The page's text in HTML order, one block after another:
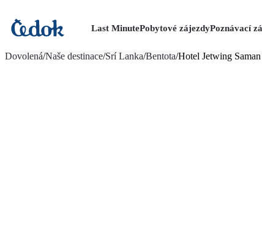
Last MinutePobytové zájezdyPoznávací
Dovolená/Naše destinace/Srí Lanka/Bentota/Hotel Jetwing